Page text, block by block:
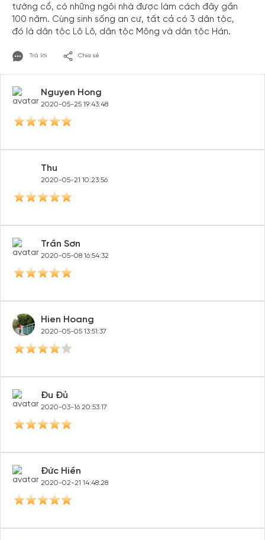
tường cổ, có những ngôi nhà được làm cách đây gần
100 năm. Cùng sinh sống an cư, tất cả có 3 dân tộc,
đó là dân tộc Lô Lô, dân tộc Mông và dân tộc Hán.
Trả lời Chia sẻ
Nguyen Hong
2020-05-25 19:43:48
Thu
2020-05-21 10:23:56
Trần Sơn
2020-05-08 16:54:32
Hien Hoang
2020-05-05 13:51:37
Đu Đủ
2020-03-16 20:53:17
Đức Hiền
2020-02-21 14:48:28